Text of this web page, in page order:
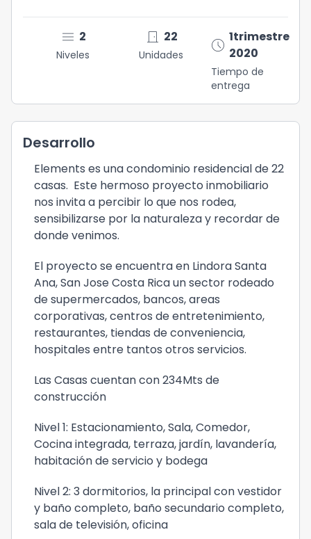
menu 2
Niveles
door_front 22
Unidades schedule 1trimestre
2020
Tiempo de
entrega
Desarrollo
Elements es una condominio residencial de 22
casas. Este hermoso proyecto inmobiliario
nos invita a percibir lo que nos rodea,
sensibilizarse por la naturaleza y recordar de
donde venimos.
El proyecto se encuentra en Lindora Santa
Ana, San Jose Costa Rica un sector rodeado
de supermercados, bancos, areas
corporativas, centros de entretenimiento,
restaurantes, tiendas de conveniencia,
hospitales entre tantos otros servicios.
Las Casas cuentan con 234Mts de
construcción
Nivel 1: Estacionamiento, Sala, Comedor,
Cocina integrada, terraza, jardín, lavandería,
habitación de servicio y bodega
Nivel 2: 3 dormitorios, la principal con vestidor
y baño completo, baño secundario completo,
sala de televisión, oficina